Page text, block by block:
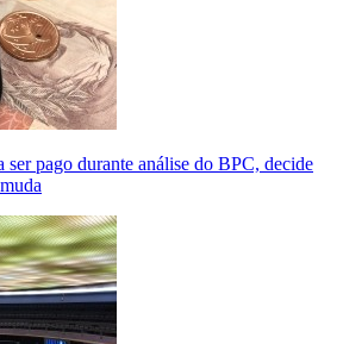
pago durante análise do BPC, decide